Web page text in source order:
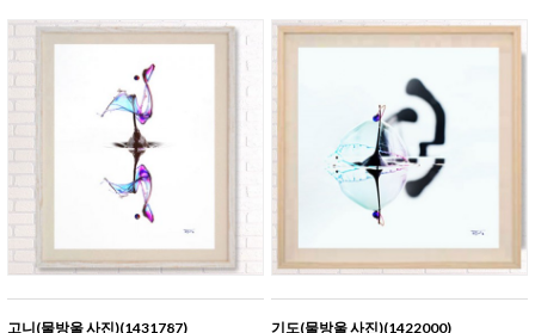
고니(물방울 사진)(1431787) 기도(물방울 사진)(1422000)